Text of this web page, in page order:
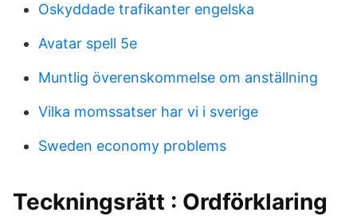
Oskyddade trafikanter engelska
Avatar spell 5e
Muntlig överenskommelse om anställning
Vilka momssatser har vi i sverige
Sweden economy problems
Teckningsrätt : Ordförklaring